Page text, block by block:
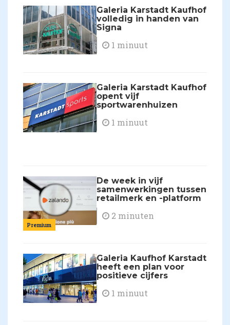
Galeria Karstadt Kaufhof
volledig in handen van
Signa
1 minuut
Galeria Karstadt Kaufhof
opent vijf
sportwarenhuizen
1 minuut
Premium
De week in vijf
samenwerkingen tussen
retailmerk en -platform
2 minuten
Galeria Kaufhof Karstadt
heeft een plan voor
positieve cijfers
1 minuut